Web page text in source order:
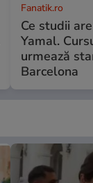
Fanatik.ro
Ce studii
Yamal.
urmează
Barcelona